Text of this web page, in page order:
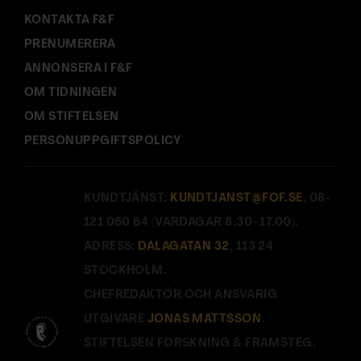
KONTAKTA F&F
PRENUMERERA
ANNONSERA I F&F
OM TIDNINGEN
OM STIFTELSEN
PERSONUPPGIFTSPOLICY
KUNDTJÄNST: KUNDTJANST@FOF.SE , 08-
121 060 64 (VARDAGAR 8.30–17.00).
ADRESS: DALAGATAN 32 , 113 24
STOCKHOLM.
CHEFREDAKTÖR OCH ANSVARIG
UTGIVARE JONAS MATTSSON .
STIFTELSEN FORSKNING & FRAMSTEG.